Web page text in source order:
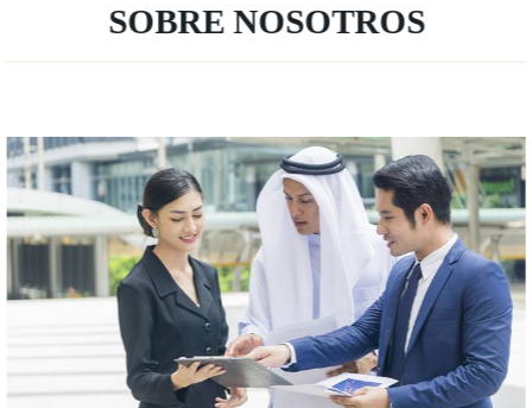
SOBRE NOSOTROS